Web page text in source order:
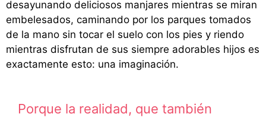
desayunando deliciosos manjares mientras se miran
embelesados, caminando por los parques tomados
de la mano sin tocar el suelo con los pies y riendo
mientras disfrutan de sus siempre adorables hijos es
exactamente esto: una imaginación.
Porque la realidad, que también